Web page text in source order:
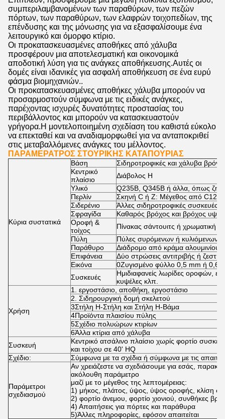
συμπεριλαμβανομένων των παραθύρων, των πεζών
πόρτων, των παραθύρων, των ελαφρών τοιχοπεδίων, της
επένδυσης και της μόνωσης για να εξασφαλίσουμε ένα
λειτουργικό και όμορφο κτίριο.
Οι προκατασκευασμένες αποθήκες από χάλυβα
προσφέρουν μια αποτελεσματική και οικονομικά
αποδοτική λύση για τις ανάγκες αποθήκευσης.Αυτές οι
δομές είναι ιδανικές για ασφαλή αποθήκευση σε ένα ευρύ
φάσμα βιομηχανιών..
Οι προκατασκευασμένες αποθήκες χάλυβα μπορούν να
προσαρμοστούν σύμφωνα με τις ειδικές ανάγκες,
παρέχοντας ισχυρές δυνατότητες προστασίας του
περιβάλλοντος και μπορούν να κατασκευαστούν
γρήγορα.Η μοντελοποιημένη σχεδίαση του καθιστά εύκολο
να επεκταθεί και να αναδιαμορφωθεί για να ανταποκριθεί
στις μεταβαλλόμενες ανάγκες του μέλλοντος.
ΠΑΡΑΜΕΡΑΤΡΟΣ ΣΤΟΥΡΙΚΗΣ ΚΑΤΑΠΟΥΡΙΑΣ
Κύρια συστατικά
Βάση
Σιδηροτροφικές και χάλυβα
Κεντρικό
πλαίσιο
Διάβολος H
Υλικό
Q235B, Q345B ή άλλα, όπως
Περλίν
Σκηνή C ή Z: Μέγεθος από C120
Σιδερένιο
Άλλες σιδηροτροφικές συσκευές
Σφραγίδα
Καθαρός βρόχος και βρόχος
Οροφή &
τοίχος
Πίνακας σάντουιτς ή χρωματική
Πύλη
Πύλες συρόμενων ή κυλιόμενων
Παράθυρο
Διάδρομο από κράμα αλουμινίου
Επιφάνεια
Δύο στρώσεις αντιτριβής ή
Εικόνα
0Ζυγισμένο φύλλο 0,5 mm ή 0,6
Συσκευές
Ημιδιαφανείς λωρίδες οροφών,
κυψέλες κλπ.
Χρήση
1. εργοστάσιο, αποθήκη, εργοστάσιο
2. Σιδηρουργική δομή σκελετού
3Στήλη H-Στήλη και Στήλη H-Βάμα
4Προϊόντα πλαισίου πύλης
5Σχέδιο πολυώρων κτιρίων
6Άλλα κτίρια από χάλυβα
Συσκευή
Κεντρικό ατσάλινο πλαίσιο χωρίς φορτίο
και τοίχου σε 40' HQ
Σχέδιο:
Σύμφωνα με τα σχέδια ή σύμφωνα με τις
Παράμετροι
σχεδιασμού
Αν χρειάζεστε να σχεδιάσουμε για εσάς,
ακόλουθη παράμετρο
μαζί με το μέγεθος της λεπτομέρειας:
1) μήκος, πλάτος, ύψος, ύψος οροφής, κλίση
2) φορτίο άνεμου, φορτίο χιονιού, συνθήκες
4) Απαιτήσεις για πόρτες και παράθυρα
5)Άλλες πληροφορίες, εφόσον απαιτείται